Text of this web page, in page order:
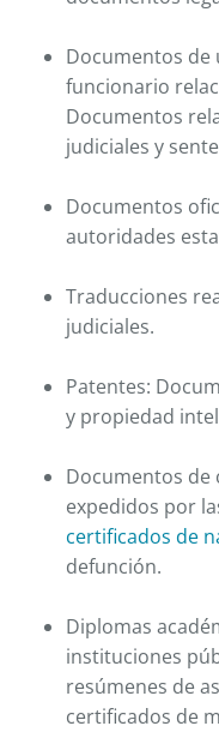
Documentos de
funcionario
Documentos
judiciales y
Documentos
autoridades
Traducciones
judiciales.
Patentes:
y propiedad
Documentos
expedidos por
certificados de
defunción.
Diplomas
instituciones
resúmenes de
certificados de